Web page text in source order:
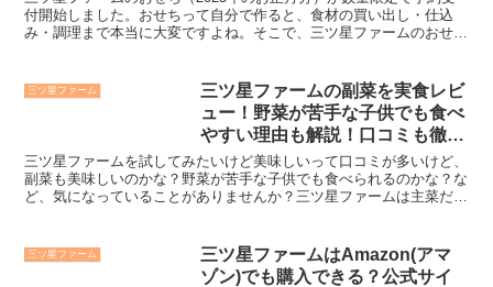
付開始しました。おせちって自分で作ると、食材の買い出し・仕込
み・調理まで本当に大変ですよね。そこで、三ツ星ファームのおせち
三ツ星ファーム
三ツ星ファームの副菜を実食レビ
ュー！野菜が苦手な子供でも食べ
やすい理由も解説！口コミも徹底
検証！
三ツ星ファームを試してみたいけど美味しいって口コミが多いけど、
副菜も美味しいのかな？野菜が苦手な子供でも食べられるのかな？な
ど、気になっていることがありませんか？三ツ星ファームは主菜だけ
三ツ星ファーム
三ツ星ファームはAmazon(アマ
ゾン)でも購入できる？公式サイ